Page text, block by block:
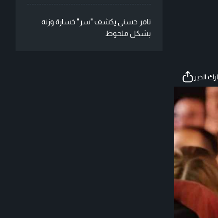
الخبر
تامر حسني يكشف "سر" خسارة وزنه
بشكل ملحوظ